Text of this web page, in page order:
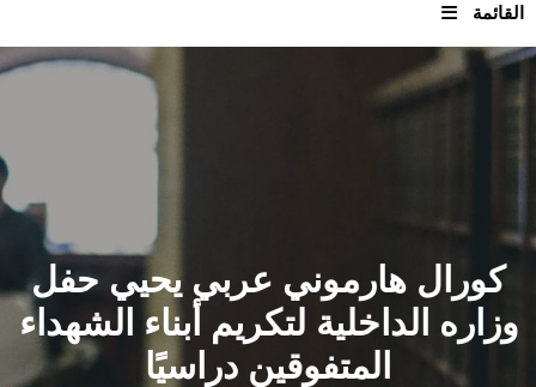
القائمة
الرئيسيـة
القطاعـات
الشئون الأكاديمية
البحث العلمي
كورال هارموني عربي يحيي حفل
وزاره الداخلية لتكريم أبناء الشهداء
المتفوقين دراسيًا